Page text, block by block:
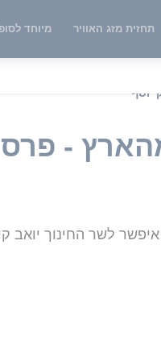
תחזית מזג האוויר מיוחד
יוסף
-
לשר החינוך יואב